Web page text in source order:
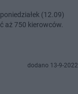
(12.09)
aż 750 kierowców.
dodano 13-9-2022